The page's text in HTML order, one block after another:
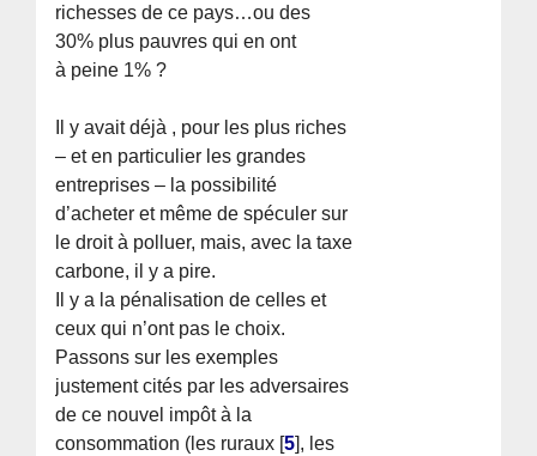
richesses de ce pays…ou des
30% plus pauvres qui en ont
à peine 1% ?
Il y avait déjà , pour les plus riches
– et en particulier les grandes
entreprises – la possibilité
d’acheter et même de spéculer sur
le droit à polluer, mais, avec la taxe
carbone, il y a pire.
Il y a la pénalisation de celles et
ceux qui n’ont pas le choix.
Passons sur les exemples
justement cités par les adversaires
de ce nouvel impôt à la
consommation (les ruraux [5], les